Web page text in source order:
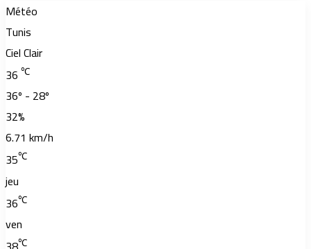
Météo
Tunis
Ciel Clair
36 ℃
36º - 28º
32%
6.71 km/h
35℃
jeu
36℃
ven
℃